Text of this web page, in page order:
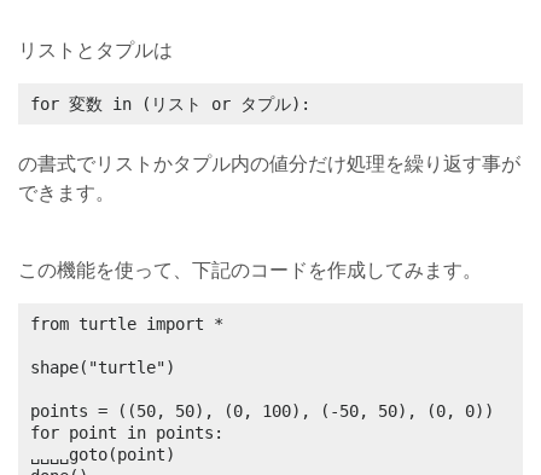
リストとタプルは
for 変数 in (リスト or タプル):
の書式でリストかタプル内の値分だけ処理を繰り返す事が
できます。
この機能を使って、下記のコードを作成してみます。
from turtle import *
shape("turtle")
points = ((50, 50), (0, 100), (-50, 50), (0, 0))
for point in points:
␣␣␣␣goto(point)